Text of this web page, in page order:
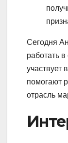
Сегодня
работать
участвует
помогают
отрасль